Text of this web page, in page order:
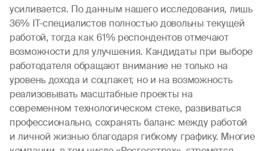
усиливается. По данным нашего исследования, лишь
36% IT-специалистов полностью довольны текущей
работой, тогда как 61% респондентов отмечают
возможности для улучшения. Кандидаты при выборе
работодателя обращают внимание не только на
уровень дохода и соцпакет, но и на возможность
реализовывать масштабные проекты на
современном технологическом стеке, развиваться
профессионально, сохранять баланс между работой
и личной жизнью благодаря гибкому графику. Многие